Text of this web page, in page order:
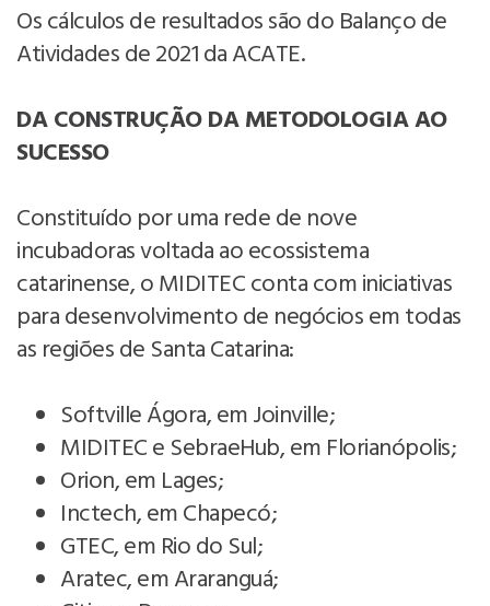
Os cálculos de resultados são do Balanço de
Atividades de 2021 da ACATE.
DA CONSTRUÇÃO DA METODOLOGIA AO
SUCESSO
Constituído por uma rede de nove
incubadoras voltada ao ecossistema
catarinense, o MIDITEC conta com iniciativas
para desenvolvimento de negócios em todas
as regiões de Santa Catarina:
Softville Ágora, em Joinville;
MIDITEC e SebraeHub, em Florianópolis;
Orion, em Lages;
Inctech, em Chapecó;
GTEC, em Rio do Sul;
Aratec, em Araranguá;